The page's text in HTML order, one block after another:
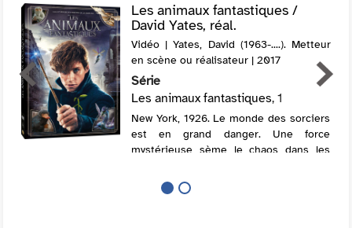
Les animaux fantastiques /
David Yates, réal.
Vidéo | Yates, David (1963-....). Metteur
en scène ou réalisateur | 2017
Série
Les animaux fantastiques, 1
New York, 1926. Le monde des sorciers
est en grand danger. Une force
mystérieuse sème le chaos dans les
sorciers risque désormais d'être à la
merci des Fidèles de Salem,